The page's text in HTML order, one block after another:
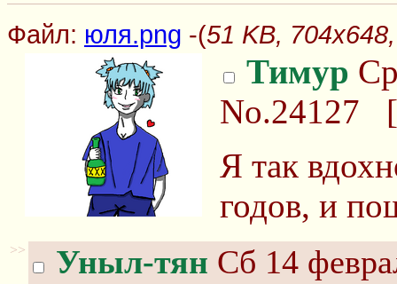
Файл: юля.png -(51 KB,
Тимур
No.24127 [
Я так
годов, и
>> Уныл-тян Сб 14